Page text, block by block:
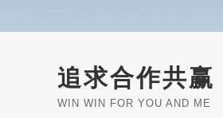
追求合作共赢
WIN WIN FOR YOU AND ME